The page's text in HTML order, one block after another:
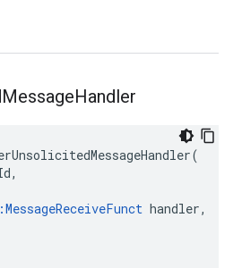
MessageHandler
handler,